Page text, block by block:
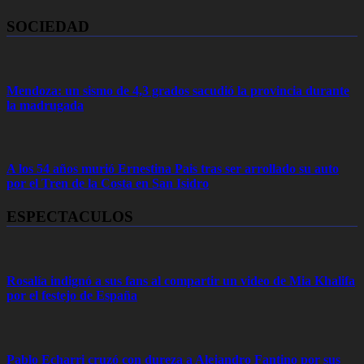
SOCIEDAD
Mendoza: un sismo de 4,3 grados sacudió la provincia durante
la madrugada
A los 54 años murió Ernestina Pais tras ser arrollado su auto
por el Tren de la Costa en San Isidro
ESPECTACULOS
Rosalía indignó a sus fans al compartir un video de Mia Khalifa
por el festejo de España
Pablo Echarri cruzó con dureza a Alejandro Fantino por sus